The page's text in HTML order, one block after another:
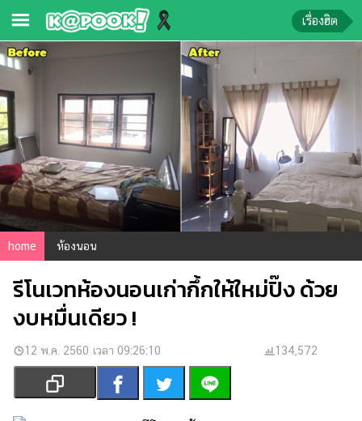
ข่าว-
ความ
รู้
ข่าว
ข่าว
บันเทิง
ตรวจ
หวย
ผล
บอล
สด
การ
เงิน
การ
เรื่องฮิต
home ห้องนอน
รีโนเวทห้องนอนเก่ากึ้กให้ใหม่ปิ๊ง ด้วย
งบหมื่นเดียว !
12 พ.ค. 2560 เวลา 09:26:10 134,572